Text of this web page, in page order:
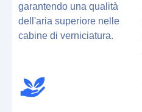
garantendo una qualità
dell'aria superiore nelle
cabine di verniciatura.